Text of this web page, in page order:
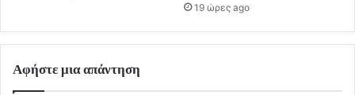
19 ώρες ago
Αφήστε μια απάντηση